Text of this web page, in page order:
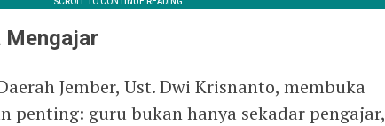
Mengajar
Jember, Ust. Dwi Krisnanto, membuka
penting: guru bukan hanya sekadar pengajar,